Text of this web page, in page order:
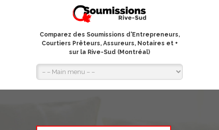
Comparez des Soumissions d'Entrepreneurs,
Courtiers Prêteurs, Assureurs, Notaires et +
sur la Rive-Sud (Montréal)